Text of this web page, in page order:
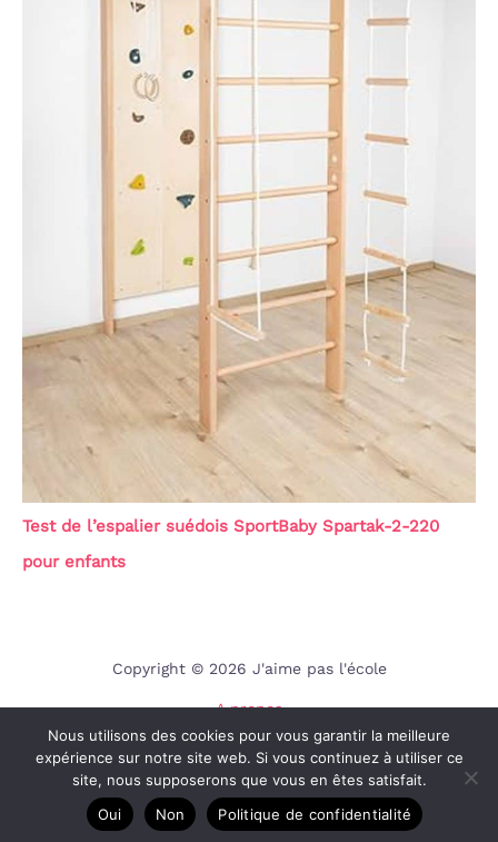
Test de l’espalier suédois SportBaby Spartak-2-220
pour enfants
Copyright © 2026 J'aime pas l'école
A propos
Contact
Mentions légales
Politique de confidentialité
Nous utilisons des cookies pour vous garantir la meilleure
expérience sur notre site web. Si vous continuez à utiliser ce
site, nous supposerons que vous en êtes satisfait.
Oui
Non Politique de confidentialité